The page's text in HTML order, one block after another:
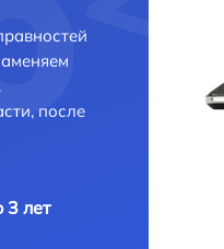
после
3 лет